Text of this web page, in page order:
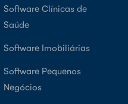
Software Clínicas de
Saúde
Software Imobiliárias
Software Pequenos
Negócios